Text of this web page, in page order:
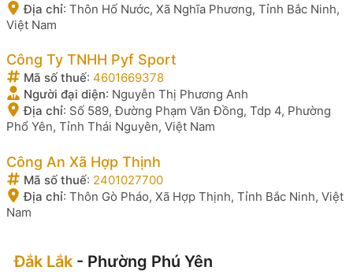
Địa chỉ: Thôn Hố Nước, Xã Nghĩa Phương, Tỉnh Bắc Ninh,
Việt Nam
Công Ty TNHH Pyf Sport
Mã số thuế: 4601669378
Người đại diện: Nguyễn Thị Phương Anh
Địa chỉ: Số 589, Đường Phạm Văn Đồng, Tdp 4, Phường
Phổ Yên, Tỉnh Thái Nguyên, Việt Nam
Công An Xã Hợp Thịnh
Mã số thuế: 2401027700
Địa chỉ: Thôn Gò Pháo, Xã Hợp Thịnh, Tỉnh Bắc Ninh, Việt
Nam
Đắk Lắk - Phường Phú Yên